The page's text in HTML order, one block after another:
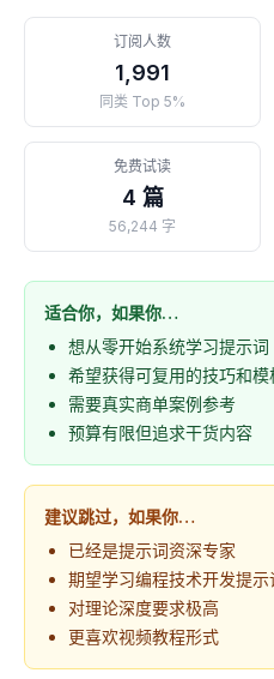
订阅人数
1,991
同类 Top 5%
免费试读
4 篇
56,244 字
适合你，如果你…
想从零开始系统学习提示词
希望获得可复用的技巧和模
需要真实商单案例参考
预算有限但追求干货内容
建议跳过，如果你…
已经是提示词资深专家
期望学习编程技术开发提示
对理论深度要求极高
更喜欢视频教程形式